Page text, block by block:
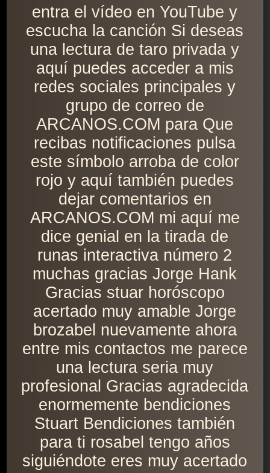
entra el vídeo en YouTube y
escucha la canción Si deseas
una lectura de taro privada y
aquí puedes acceder a mis
redes sociales principales y
grupo de correo de
ARCANOS.COM para Que
recibas notificaciones pulsa
este símbolo arroba de color
rojo y aquí también puedes
dejar comentarios en
ARCANOS.COM mi aquí me
dice genial en la tirada de
runas interactiva número 2
muchas gracias Jorge Hank
Gracias stuar horóscopo
acertado muy amable Jorge
brozabel nuevamente ahora
entre mis contactos me parece
una lectura seria muy
profesional Gracias agradecida
enormemente bendiciones
Stuart Bendiciones también
para ti rosabel tengo años
siguiéndote eres muy acertado